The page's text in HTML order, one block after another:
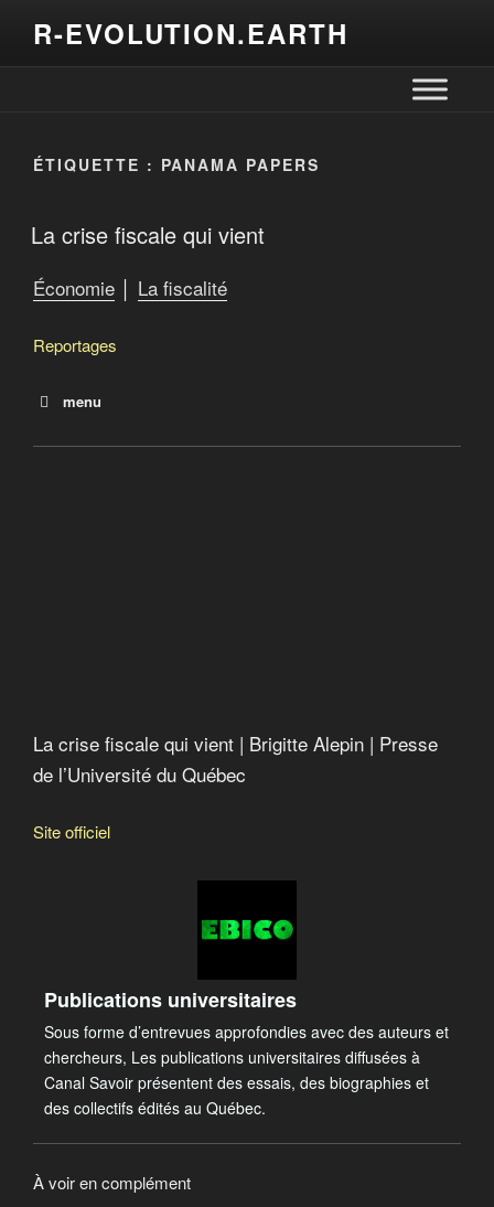
R-EVOLUTION.EARTH
ÉTIQUETTE : PANAMA PAPERS
La crise fiscale qui vient
Économie │ La fiscalité
Reportages
menu
La crise fiscale qui vient | Brigitte Alepin | Presse
de l’Université du Québec
Site officiel
Publications universitaires
Sous forme d’entrevues approfondies avec des auteurs et
chercheurs, Les publications universitaires diffusées à
Canal Savoir présentent des essais, des biographies et
des collectifs édités au Québec.
À voir en complément